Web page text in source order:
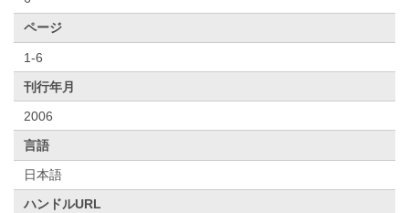
ページ
1-6
刊行年月
2006
言語
日本語
ハンドルURL